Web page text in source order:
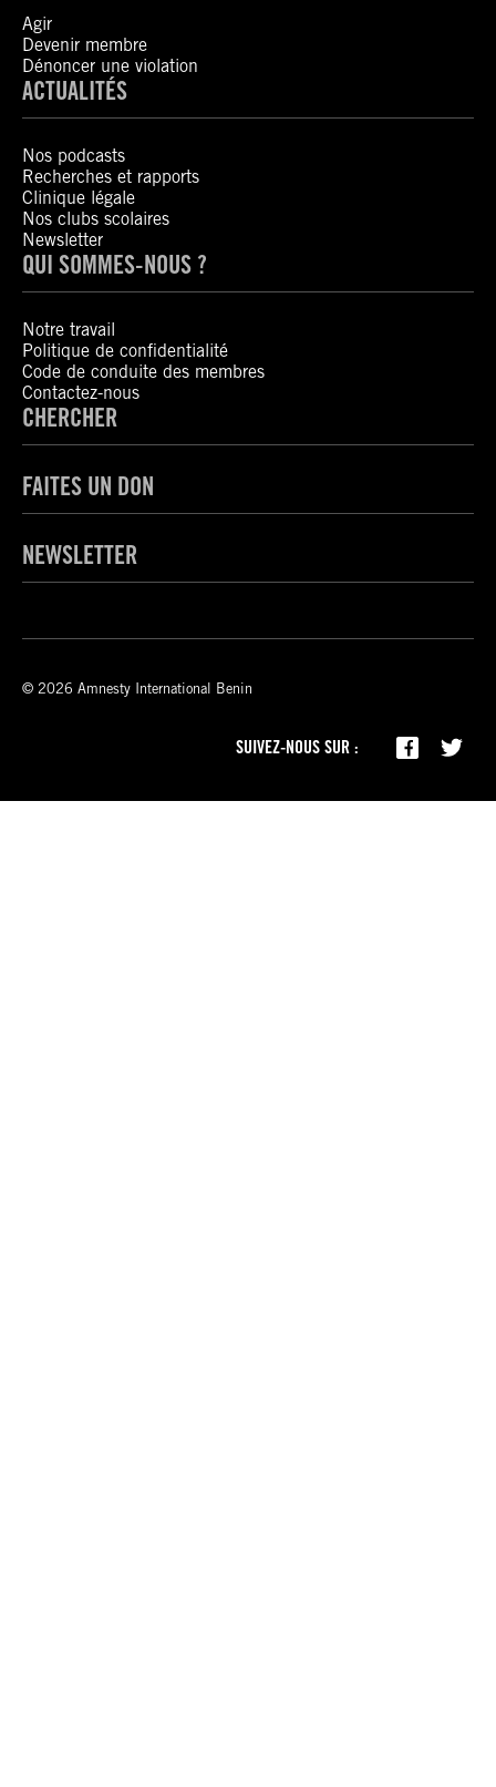
Agir
Devenir membre
Dénoncer une violation
ACTUALITÉS
Nos podcasts
Recherches et rapports
Clinique légale
Nos clubs scolaires
Newsletter
QUI SOMMES-NOUS ?
Notre travail
Politique de confidentialité
Code de conduite des membres
Contactez-nous
CHERCHER
FAITES UN DON
NEWSLETTER
© 2026 Amnesty International Benin
SUIVEZ-NOUS SUR :